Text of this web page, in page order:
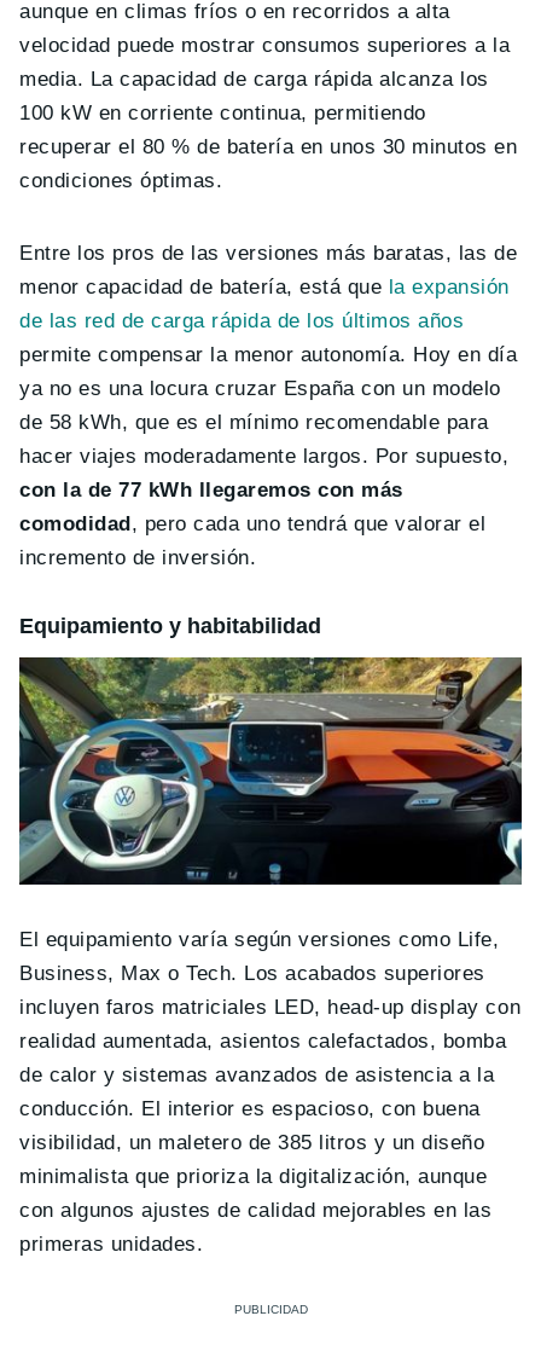
aunque en climas fríos o en recorridos a alta
velocidad puede mostrar consumos superiores a la
media. La capacidad de carga rápida alcanza los
100 kW en corriente continua, permitiendo
recuperar el 80 % de batería en unos 30 minutos en
condiciones óptimas.
Entre los pros de las versiones más baratas, las de
menor capacidad de batería, está que la expansión
de las red de carga rápida de los últimos años
permite compensar la menor autonomía. Hoy en día
ya no es una locura cruzar España con un modelo
de 58 kWh, que es el mínimo recomendable para
hacer viajes moderadamente largos. Por supuesto,
con la de 77 kWh llegaremos con más
comodidad , pero cada uno tendrá que valorar el
incremento de inversión.
Equipamiento y habitabilidad
El equipamiento varía según versiones como Life,
Business, Max o Tech. Los acabados superiores
incluyen faros matriciales LED, head-up display con
realidad aumentada, asientos calefactados, bomba
de calor y sistemas avanzados de asistencia a la
conducción. El interior es espacioso, con buena
visibilidad, un maletero de 385 litros y un diseño
minimalista que prioriza la digitalización, aunque
con algunos ajustes de calidad mejorables en las
primeras unidades.